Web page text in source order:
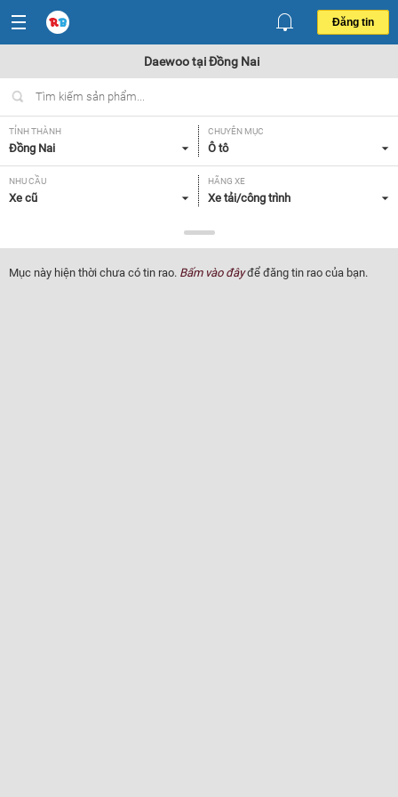
Đăng tin
Daewoo tại Đồng Nai
TỈNH THÀNH
Đồng Nai
CHUYÊN MỤC
Ô tô
NHU CẦU
Xe cũ
HÃNG XE
Xe tải/công trình
Daewoo
NĂM SẢN XUẤT
Tất cả
GIÁ XE XUẤT XỨ
Mục này hiện thời chưa có tin rao. Bấm vào đâyđể đăng tin rao của bạn.